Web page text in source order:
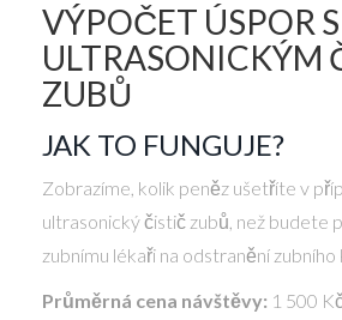
VÝPOČET ÚSPOR S
ULTRASONICKÝM
ZUBŮ
JAK TO FUNGUJE?
Zobrazíme, kolik peněz ušetříte v
ultrasonický čistič zubů, než budete
zubnímu lékaři na odstranění zubního
Průměrná cena návštěvy: 1 500